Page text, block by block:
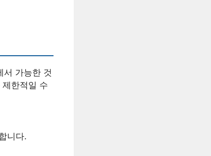
서 가능한 것
한적일 수
니다.